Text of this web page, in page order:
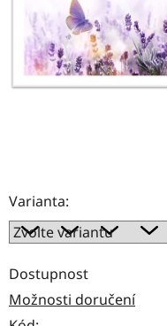
Varianta:
Dostupnost
Možnosti doručení